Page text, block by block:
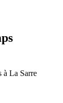
à La Sarre